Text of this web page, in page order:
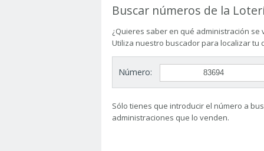
Buscar números de la
¿Quieres saber en qué administración
Utiliza nuestro buscador para localizar tu
Número:
Sólo tienes que introducir el número a
administraciones que lo venden.